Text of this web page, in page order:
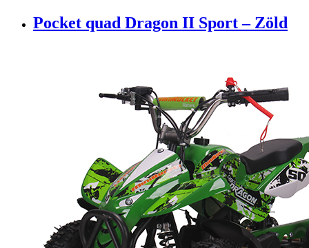
Pocket quad Dragon II Sport – Zöld